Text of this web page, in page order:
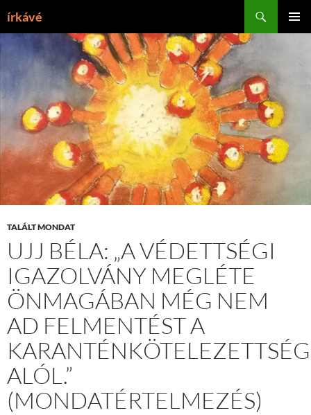
írkávé
TALÁLT MONDAT
UJJ BÉLA: „A VÉDETTSÉGI
IGAZOLVÁNY MEGLÉTE
ÖNMAGÁBAN MÉG NEM
AD FELMENTÉST A
KARANTÉNKÖTELEZETTSÉG
ALÓL.”
(MONDATÉRTELMEZÉS)